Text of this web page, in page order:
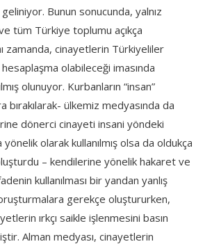
Bunun sonucunda, yalnız
tüm Türkiye toplumu açıkça
zamanda, cinayetlerin Türkiyeliler
olabileceği imasında
olunuyor. Kurbanların “insan”
bırakılarak- ülkemiz medyasında da
dönerci cinayeti insani yöndeki
olarak kullanılmış olsa da oldukça
– kendilerine yönelik hakaret ve
kullanılması bir yandan yanlış
gerekçe oluştururken,
ırkçı saikle işlenmesini basın
Alman medyası, cinayetlerin